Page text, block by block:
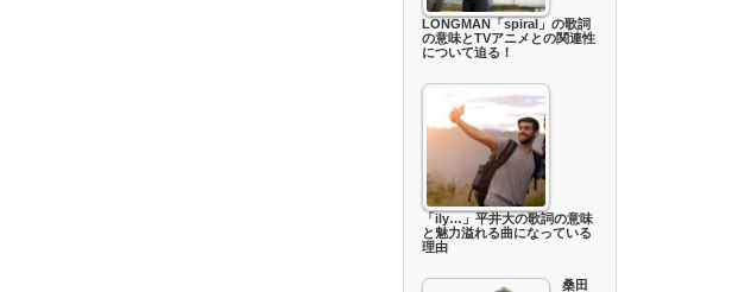
LONGMAN「spiral」の歌詞
の意味とTVアニメとの関連性
について迫る！
「ily…」平井大の歌詞の意味
と魅力溢れる曲になっている
理由
桑田